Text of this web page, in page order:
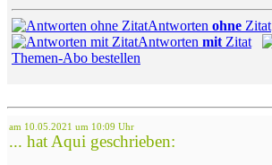
Antworten ohne Zitat
Antworten mit Zitat
Themen-Abo bestellen
am 10.05.2021 um 10:09 Uhr
... hat Aqui geschrieben: